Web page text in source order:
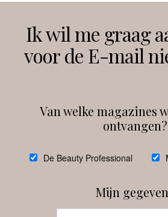
Instagram
Ik wil me graag
voor de E-mail
Van welke magazines
ontvangen?
De Beauty Professional
Mijn